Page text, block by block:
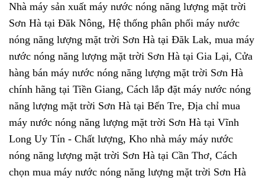
Nhà máy sản xuất máy nước nóng năng lượng mặt trời
Sơn Hà tại Đăk Nông, Hệ thống phân phối máy nước
nóng năng lượng mặt trời Sơn Hà tại Đăk Lak, mua máy
nước nóng năng lượng mặt trời Sơn Hà tại Gia Lại, Cửa
hàng bán máy nước nóng năng lượng mặt trời Sơn Hà
chính hãng tại Tiền Giang, Cách lắp đặt máy nước nóng
năng lượng mặt trời Sơn Hà tại Bến Tre, Địa chỉ mua
máy nước nóng năng lượng mặt trời Sơn Hà tại Vĩnh
Long Uy Tín - Chất lượng, Kho nhà máy máy nước
nóng năng lượng mặt trời Sơn Hà tại Cần Thơ, Cách
chọn mua máy nước nóng năng lượng mặt trời Sơn Hà